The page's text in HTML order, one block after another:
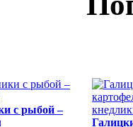
с рыбой –